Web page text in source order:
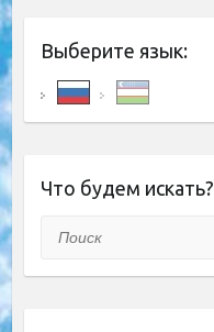
Выберите язык:
Что будем искать?
Поиск